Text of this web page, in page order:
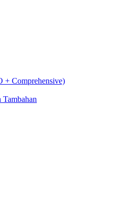
+ Comprehensive)
Tambahan